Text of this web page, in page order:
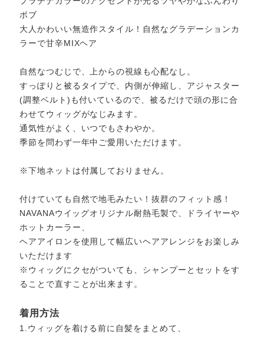
ボブ
大人かわいい無造作スタイル！自然なグラデーションカ
ラーで甘辛MIXヘア
自然なつむじで、上からの視線も心配なし。
すっぽりと被るタイプで、内側が伸縮し、アジャスター
(調整ベルト)も付いているので、被るだけで頭の形に合
わせてウィッグがなじみます。
通気性がよく、いつでもさわやか。
季節を問わず一年中ご愛用いただけます。
※下地ネットは付属しておりません。
付けていても自然で地毛みたい！抜群のフィット感！
NAVANAウイッグオリジナル耐熱毛製で、ドライヤーや
ホットカーラー、
ヘアアイロンを使用して幅広いヘアアレンジをお楽しみ
いただけます
※ウィッグにクセがついても、シャンプーとセットをす
ることで直すことが出来ます。
着用方法
1.ウィッグを着ける前に自髪をまとめて、